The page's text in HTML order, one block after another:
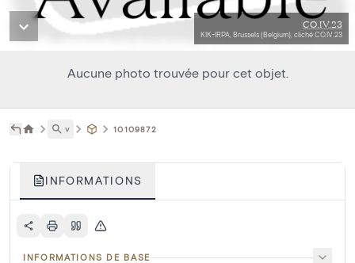
CO.IV.23
KIK-IRPA, Brussels (Belgium), cliché CO.IV.23
Aucune photo trouvée pour cet objet.
˅ 10109872
INFORMATIONS
INFORMATIONS DE BASE